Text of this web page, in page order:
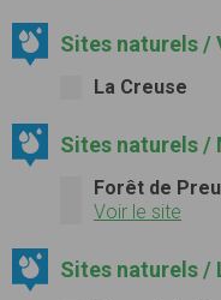
Sites naturels /
La Creuse
Sites naturels /
Forêt de
Voir le site
Sites naturels /